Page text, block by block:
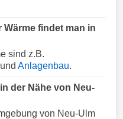
findet man in
sind z.B.
und Anlagenbau.
der Nähe von Neu-
von Neu-Ulm